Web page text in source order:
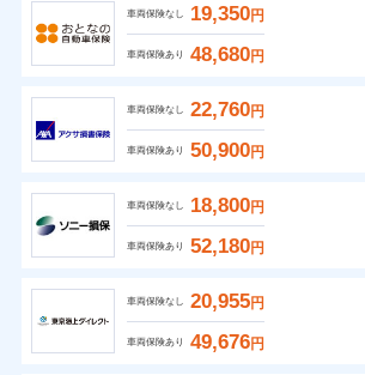
車両保険なし 19,350円
車両保険あり 48,680円
車両保険なし 22,760円
車両保険あり 50,900円
車両保険なし 18,800円
車両保険あり 52,180円
車両保険なし 20,955円
車両保険あり 49,676円